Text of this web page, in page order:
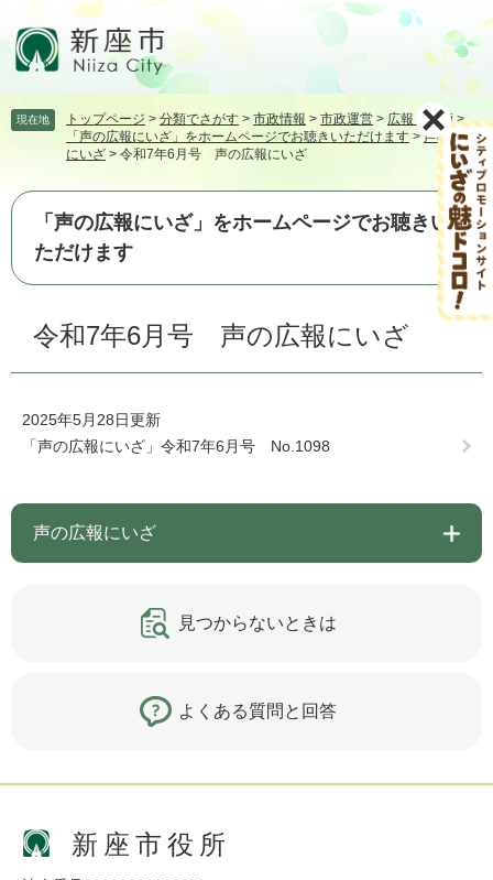
頭飛
て
へ
現在地 トップページ > 分類でさがす > 市政情報 > 市政運営 > 広報・広聴 >
「声の広報にいざ」をホームページでお聴きいただけます >声の広報
にいざ > 令和7年6月号 声の広報にいざ
「声の広報にいざ」をホームページでお聴きい
ただけます
令和7年6月号 声の広報にいざ
2025年5月28日更新
「声の広報にいざ」令和7年6月号 No.1098
声の広報にいざ
見つからないときは
よくある質問と回答
新座市役所